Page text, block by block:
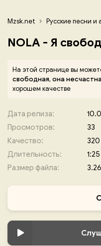
Mzsk.net Русские песни и
NOLA - Я
На этой странице вы
свободная, она
хорошем качестве
Дата релиза:
Просмотров:
33
Качество:
Длительность:
1:25
Размер файла: